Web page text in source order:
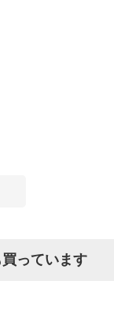
っています